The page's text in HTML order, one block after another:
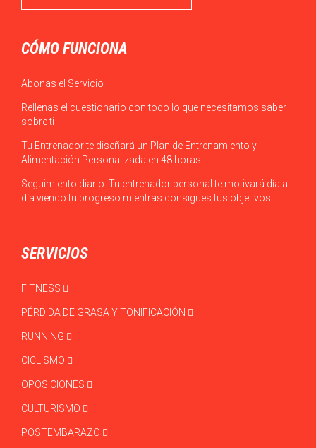
CÓMO FUNCIONA
Abonas el Servicio
Rellenas el cuestionario con todo lo que necesitamos saber
sobre ti
Tu Entrenador te diseñará un Plan de Entrenamiento y
Alimentación Personalizada en 48 horas
Seguimiento diario: Tu entrenador personal te motivará día a
día viendo tu progreso mientras consigues tus objetivos.
SERVICIOS
FITNESS
PÉRDIDA DE GRASA Y TONIFICACIÓN
RUNNING
CICLISMO
OPOSICIONES
CULTURISMO
POSTEMBARAZO